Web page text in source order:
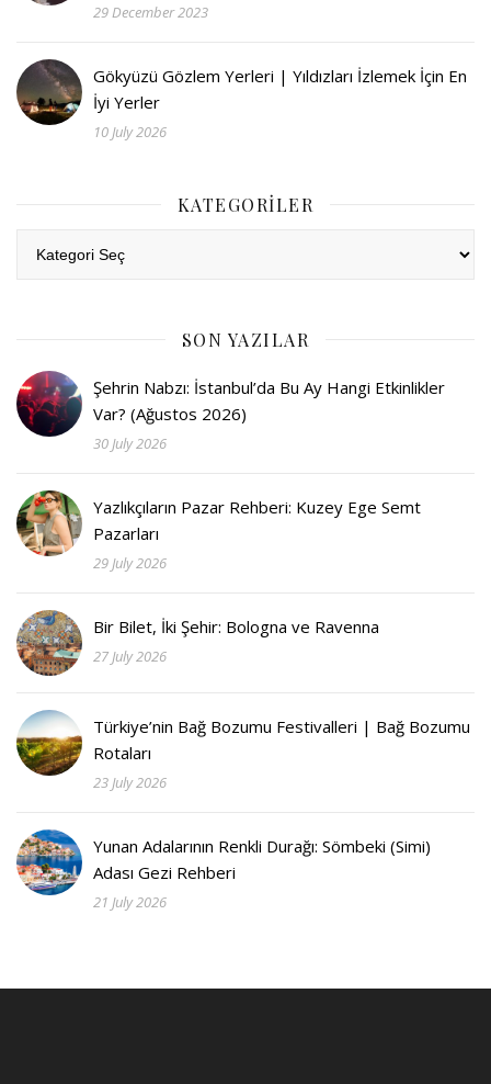
29 December 2023
Gökyüzü Gözlem Yerleri | Yıldızları İzlemek İçin En
İyi Yerler
10 July 2026
KATEGORILER
SON YAZILAR
Şehrin Nabzı: İstanbul’da Bu Ay Hangi Etkinlikler
Var? (Ağustos 2026)
30 July 2026
Yazlıkçıların Pazar Rehberi: Kuzey Ege Semt
Pazarları
29 July 2026
Bir Bilet, İki Şehir: Bologna ve Ravenna
27 July 2026
Türkiye’nin Bağ Bozumu Festivalleri | Bağ Bozumu
Rotaları
23 July 2026
Yunan Adalarının Renkli Durağı: Sömbeki (Simi)
Adası Gezi Rehberi
21 July 2026